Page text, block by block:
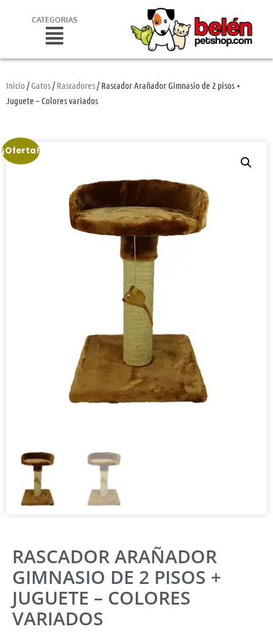
CATEGORIAS
Inicio /Gatos/Rascadores/ Rascador Arañador Gimnasio de 2 pisos +
Juguete – Colores variados
¡Oferta!
RASCADOR ARAÑADOR
GIMNASIO DE 2 PISOS +
JUGUETE – COLORES
VARIADOS